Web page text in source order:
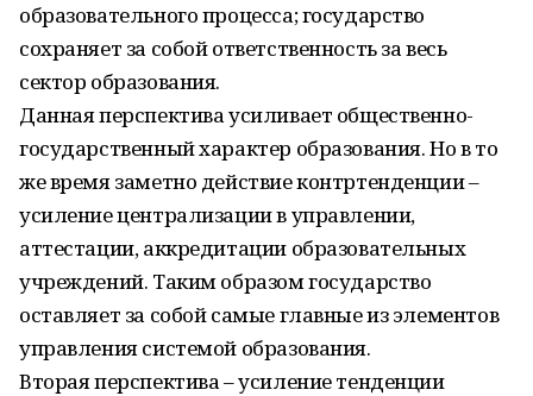
образовательного процесса; государство
сохраняет за собой ответственность за весь
сектор образования.
Данная перспектива усиливает общественно-
государственный характер образования. Но в то
же время заметно действие контртенденции –
усиление централизации в управлении,
аттестации, аккредитации образовательных
учреждений. Таким образом государство
оставляет за собой самые главные из элементов
управления системой образования.
Вторая перспектива – усиление тенденции